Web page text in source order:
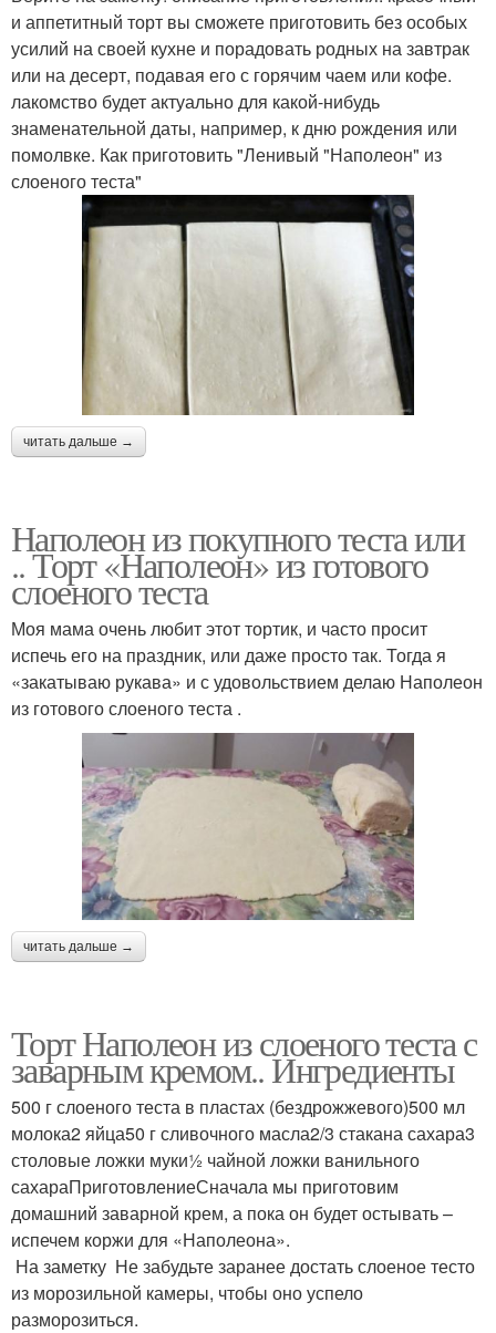
и аппетитный торт вы сможете приготовить без особых
усилий на своей кухне и порадовать родных на завтрак
или на десерт, подавая его с горячим чаем или кофе.
лакомство будет актуально для какой-нибудь
знаменательной даты, например, к дню рождения или
помолвке. Как приготовить "Ленивый "Наполеон" из
слоеного теста"
читать дальше →
Наполеон из покупного теста или
.. Торт «Наполеон» из готового
слоеного теста
Моя мама очень любит этот тортик, и часто просит
испечь его на праздник, или даже просто так. Тогда я
«закатываю рукава» и с удовольствием делаю Наполеон
из готового слоеного теста .
читать дальше →
Торт Наполеон из слоеного теста с
заварным кремом.. Ингредиенты
500 г слоеного теста в пластах (бездрожжевого)500 мл
молока2 яйца50 г сливочного масла2/3 стакана сахара3
столовые ложки муки½ чайной ложки ванильного
сахараПриготовлениеСначала мы приготовим
домашний заварной крем, а пока он будет остывать –
испечем коржи для «Наполеона».
На заметку Не забудьте заранее достать слоеное тесто
из морозильной камеры, чтобы оно успело
разморозиться.